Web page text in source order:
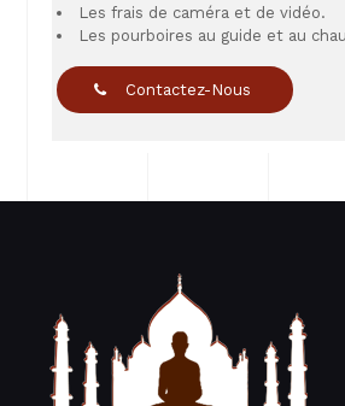
Les frais de caméra et de vidéo.
Les pourboires au guide et au
Contactez-Nous